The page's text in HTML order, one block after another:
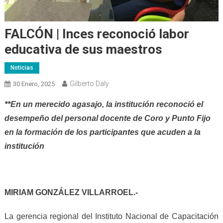
FALCÓN | Inces reconoció labor
educativa de sus maestros
Noticias
30 Enero, 2025 Gilberto Daly
**En un merecido agasajo, la institución reconoció el
desempeño del personal docente de Coro y Punto Fijo
en la formación de los participantes que acuden a la
institución
MIRIAM GONZÁLEZ VILLARROEL.-
La gerencia regional del Instituto Nacional de Capacitación